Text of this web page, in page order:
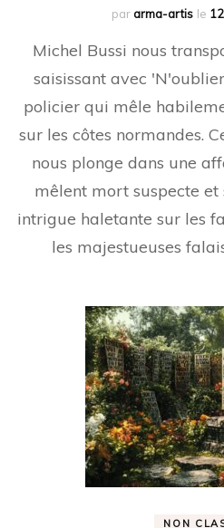
pararma-artis le
Michel Bussi nous
saisissant avec
policier qui mêle
sur les côtes normandes.
nous plonge dans une
mêlent mort suspecte et
intrigue haletante sur les
les majestueuses
NON